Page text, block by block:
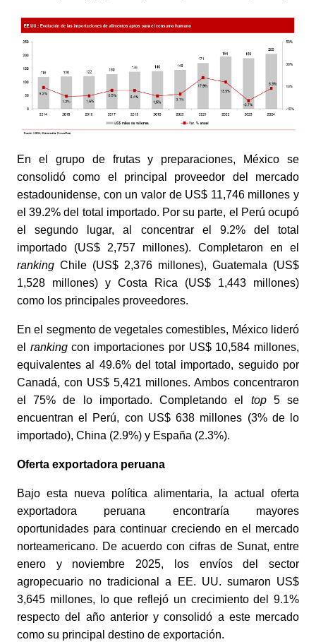
En el grupo de frutas y preparaciones, México se
consolidó como el principal proveedor del mercado
estadounidense, con un valor de US$ 11,746 millones y
el 39.2% del total importado. Por su parte, el Perú ocupó
el segundo lugar, al concentrar el 9.2% del total
importado (US$ 2,757 millones). Completaron en el
ranking Chile (US$ 2,376 millones), Guatemala (US$
1,528 millones) y Costa Rica (US$ 1,443 millones)
como los principales proveedores.
En el segmento de vegetales comestibles, México lideró
el rankingcon importaciones por US$ 10,584 millones,
equivalentes al 49.6% del total importado, seguido por
Canadá, con US$ 5,421 millones. Ambos concentraron
el 75% de lo importado. Completando el top5 se
encuentran el Perú, con US$ 638 millones (3% de lo
importado), China (2.9%) y España (2.3%).
Oferta exportadora peruana
Bajo esta nueva política alimentaria, la actual oferta
exportadora peruana encontraría mayores
oportunidades para continuar creciendo en el mercado
norteamericano. De acuerdo con cifras de Sunat, entre
enero y noviembre 2025, los envíos del sector
agropecuario no tradicional a EE. UU. sumaron US$
3,645 millones, lo que reflejó un crecimiento del 9.1%
respecto del año anterior y consolidó a este mercado
como su principal destino de exportación.